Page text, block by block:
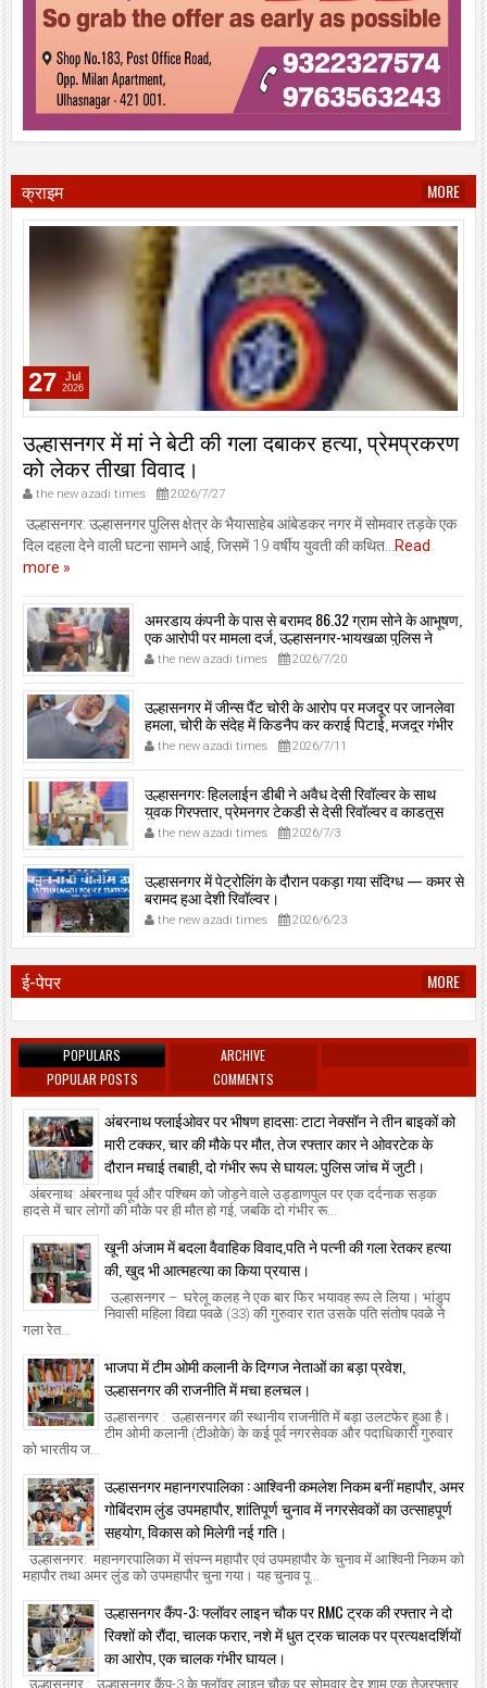
क्राइम MORE
27 Jul
2026
उल्हासनगर में मां ने बेटी की गला दबाकर हत्या, प्रेमप्रकरण
को लेकर तीखा विवाद।
the new azadi times 2026/7/27
उल्हासनगर: उल्हासनगर पुलिस क्षेत्र के भैयासाहेब आंबेडकर नगर में सोमवार तड़के एक
दिल दहला देने वाली घटना सामने आई, जिसमें 19 वर्षीय युवती की कथित...Read
more »
अमरडाय कंपनी के पास से बरामद 86.32 ग्राम सोने के आभूषण,
एक आरोपी पर मामला दर्ज, उल्हासनगर-भायखळा पुलिस ने
घरफोड़ियों के संबंध में एक आरोपी से महत्वपूर्ण पूछताछ के बाद
आरोपी के साथी के ठिकाने से 10,90,261 रुपये मूल्य के सोने के
आभूषण बरामद किए।
the new azadi times 2026/7/20
उल्हासनगर में जीन्स पैंट चोरी के आरोप पर मजदूर पर जानलेवा
हमला, चोरी के संदेह में किडनैप कर कराई पिटाई, मजदूर गंभीर
रूप से जख्मी।
the new azadi times 2026/7/11
उल्हासनगर: हिललाईन डीबी ने अवैध देसी रिवॉल्वर के साथ
युवक गिरफ्तार, प्रेमनगर टेकडी से देसी रिवॉल्वर व काडतूस
जप्त, इलीगल हथियार साथ पकड़ा गया युवक एक दिन की
पोलीस कोठडी में।
the new azadi times 2026/7/3
उल्हासनगर में पेट्रोलिंग के दौरान पकड़ा गया संदिग्ध — कमर से
बरामद हुआ देशी रिवॉल्वर।
the new azadi times 2026/6/23
ई-पेपर MORE
POPULARS
ARCHIVE
POPULAR POSTS
COMMENTS
अंबरनाथ फ्लाईओवर पर भीषण हादसा: टाटा नेक्सॉन ने तीन बाइकों को
मारी टक्कर, चार की मौके पर मौत, तेज रफ्तार कार ने ओवरटेक के
दौरान मचाई तबाही, दो गंभीर रूप से घायल; पुलिस जांच में जुटी।
अंबरनाथ: अंबरनाथ पूर्व और पश्चिम को जोड़ने वाले उड्डाणपुल पर एक दर्दनाक सड़क
हादसे में चार लोगों की मौके पर ही मौत हो गई, जबकि दो गंभीर रू...
खूनी अंजाम में बदला वैवाहिक विवाद,पति ने पत्नी की गला रेतकर हत्या
की, खुद भी आत्महत्या का किया प्रयास।
उल्हासनगर – घरेलू कलह ने एक बार फिर भयावह रूप ले लिया। भांडुप
निवासी महिला विद्या पवळे (33) की गुरुवार रात उसके पति संतोष पवळे ने
गला रेत...
भाजपा में टीम ओमी कलानी के दिग्गज नेताओं का बड़ा प्रवेश,
उल्हासनगर की राजनीति में मचा हलचल।
उल्हासनगर : उल्हासनगर की स्थानीय राजनीति में बड़ा उलटफेर हुआ है।
टीम ओमी कलानी (टीओके) के कई पूर्व नगरसेवक और पदाधिकारी गुरुवार
को भारतीय ज...
उल्हासनगर महानगरपालिका : आश्विनी कमलेश निकम बनीं महापौर, अमर
गोबिंदराम लुंड उपमहापौर, शांतिपूर्ण चुनाव में नगरसेवकों का उत्साहपूर्ण
सहयोग, विकास को मिलेगी नई गति।
उल्हासनगर: महानगरपालिका में संपन्न महापौर एवं उपमहापौर के चुनाव में आश्विनी निकम को
महापौर तथा अमर लुंड को उपमहापौर चुना गया। यह चुनाव पू...
उल्हासनगर कैंप-3: फ्लॉवर लाइन चौक पर RMC ट्रक की रफ्तार ने दो
रिक्शों को रौंदा, चालक फरार, नशे में धुत ट्रक चालक पर प्रत्यक्षदर्शियों
का आरोप, एक चालक गंभीर घायल।
उल्हासनगर : उल्हासनगर कैंप-3 के फ्लॉवर लाइन चौक पर सोमवार देर शाम एक तेजरफ्तार